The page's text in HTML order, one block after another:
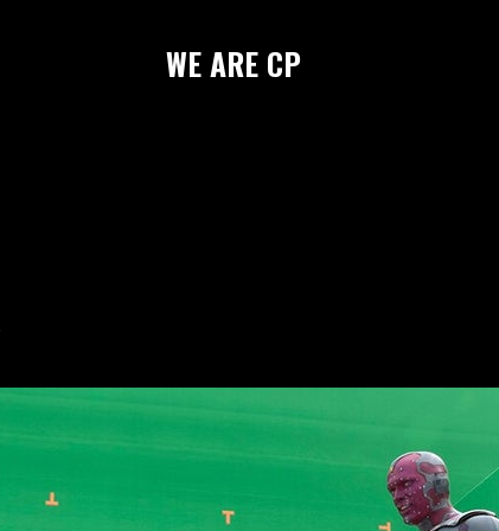
WEARE CP